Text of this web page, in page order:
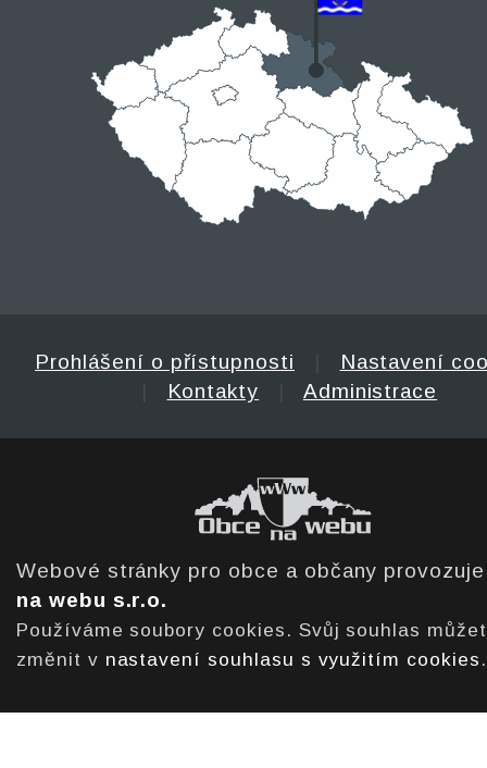
Prohlášení o přístupnosti
Nastavení
Kontakty Administrace
Webové stránky pro obce a občany
na webu s.r.o.
Používáme soubory cookies. Svůj souhlas
změnit v nastavení souhlasu s využitím cookies .